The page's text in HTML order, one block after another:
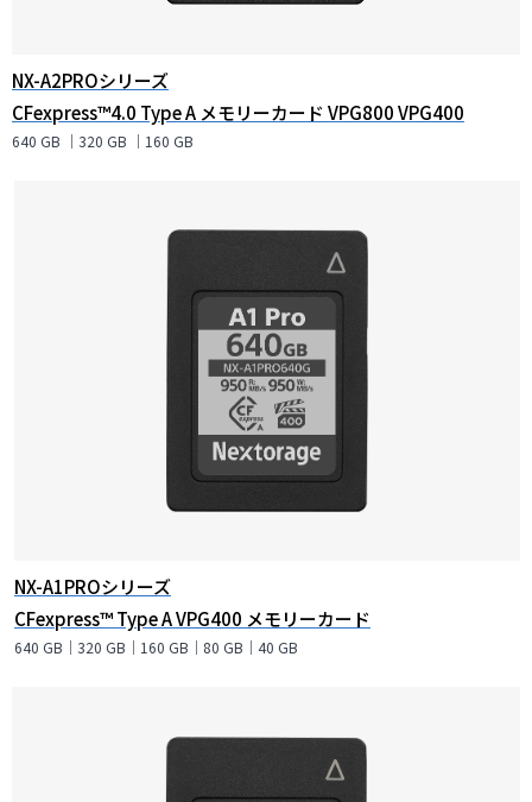
NX-A2PROシリーズ
CFexpress™4.0 Type A メモリーカード VPG800 VPG400
640 GB ｜320 GB ｜160 GB
NX-A1PROシリーズ
CFexpress™ Type A VPG400 メモリーカード
640 GB｜320 GB｜160 GB｜80 GB｜40 GB